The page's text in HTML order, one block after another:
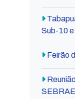
Sub-10 e
Feirão
SEBRAE